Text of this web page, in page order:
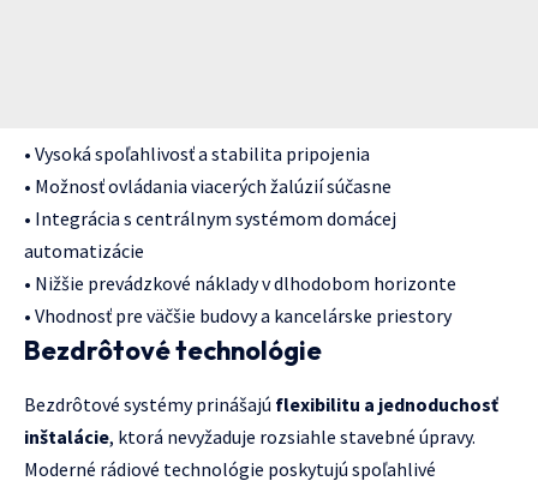
• Vysoká spoľahlivosť a stabilita pripojenia
• Možnosť ovládania viacerých žalúzií súčasne
• Integrácia s centrálnym systémom domácej
automatizácie
• Nižšie prevádzkové náklady v dlhodobom horizonte
• Vhodnosť pre väčšie budovy a kancelárske priestory
Bezdrôtové technológie
Bezdrôtové systémy prinášajú flexibilitu a jednoduchosť
inštalácie, ktorá nevyžaduje rozsiahle stavebné úpravy.
Moderné rádiové technológie poskytujú spoľahlivé